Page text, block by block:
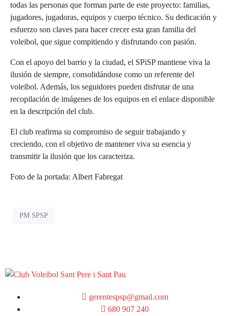
todas las personas que forman parte de este proyecto: familias,
jugadores, jugadoras, equipos y cuerpo técnico. Su dedicación y
esfuerzo son claves para hacer crecer esta gran familia del
voleibol, que sigue compitiendo y disfrutando con pasión.
Con el apoyo del barrio y la ciudad, el SPiSP mantiene viva la
ilusión de siempre, consolidándose como un referente del
voleibol. Además, los seguidores pueden disfrutar de una
recopilación de imágenes de los equipos en el enlace disponible
en la descripción del club.
El club reafirma su compromiso de seguir trabajando y
creciendo, con el objetivo de mantener viva su esencia y
transmitir la ilusión que los caracteriza.
Foto de la portada: Albert Fabregat
PM SPSP
gerentespsp@gmail.com
680 907 240